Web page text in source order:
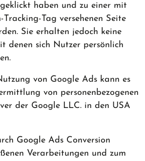
haben und zu einer mit
Tracking-Tag versehenen Seite
Sie erhalten jedoch keine
denen sich Nutzer persönlich
von Google Ads kann es
von personenbezogenen
der Google LLC. in den USA
Google Ads Conversion
Verarbeitungen und zum